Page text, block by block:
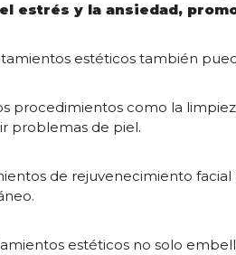
estrés y la ansiedad,
estéticos también
procedimientos como la
problemas de piel.
de rejuvenecimiento
estéticos no solo